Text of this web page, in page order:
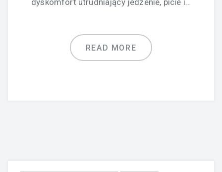
dyskomfort utrudniający jedzenie, picie i…
READ MORE